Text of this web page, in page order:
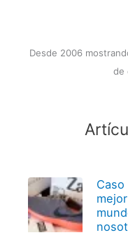
Desde 2006
de